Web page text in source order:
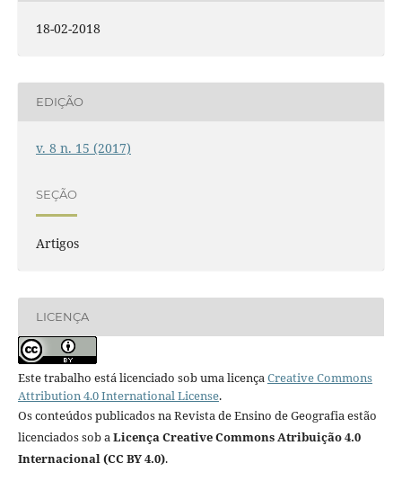
18-02-2018
EDIÇÃO
v. 8 n. 15 (2017)
SEÇÃO
Artigos
LICENÇA
Este trabalho está licenciado sob uma licençaCreative Commons
Attribution 4.0 International License.
Os conteúdos publicados na Revista de Ensino de Geografia estão
licenciados sob aLicença Creative Commons Atribuição 4.0
Internacional (CC BY 4.0).